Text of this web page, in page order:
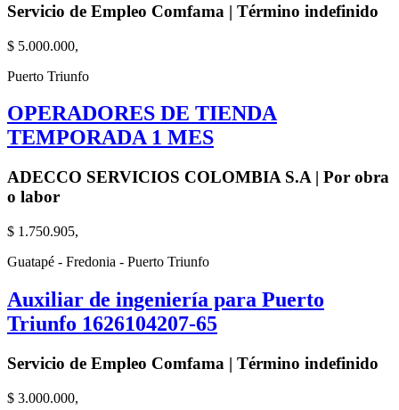
Servicio de Empleo Comfama | Término indefinido
$ 5.000.000,
Puerto Triunfo
OPERADORES DE TIENDA
TEMPORADA 1 MES
ADECCO SERVICIOS COLOMBIA S.A | Por obra
o labor
$ 1.750.905,
Guatapé - Fredonia - Puerto Triunfo
Auxiliar de ingeniería para Puerto
Triunfo 1626104207-65
Servicio de Empleo Comfama | Término indefinido
$ 3.000.000,